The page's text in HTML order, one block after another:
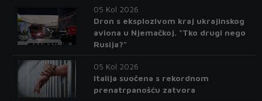
05 Kol 2026
Dron s eksplozivom kraj ukrajinskog
aviona u Njemačkoj. "Tko drugi nego
Rusija?"
05 Kol 2026
Italija suočena s rekordnom
prenatrpanošću zatvora